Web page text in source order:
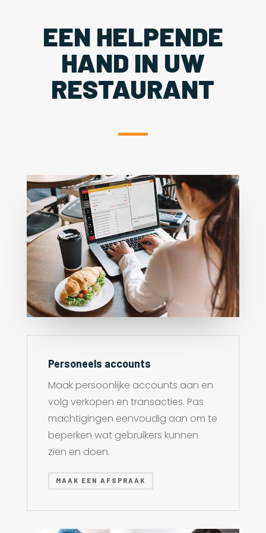
EEN HELPENDE
HAND IN UW
RESTAURANT
Personeels accounts
Maak persoonlijke accounts aan en
volg verkopen en transacties. Pas
machtigingen eenvoudig aan om te
beperken wat gebruikers kunnen
zien en doen.
MAAK EEN AFSPRAAK